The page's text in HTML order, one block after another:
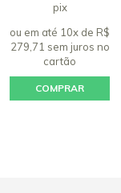
pix
ou em até 10x de R$
279,71 sem juros no
cartão
COMPRAR